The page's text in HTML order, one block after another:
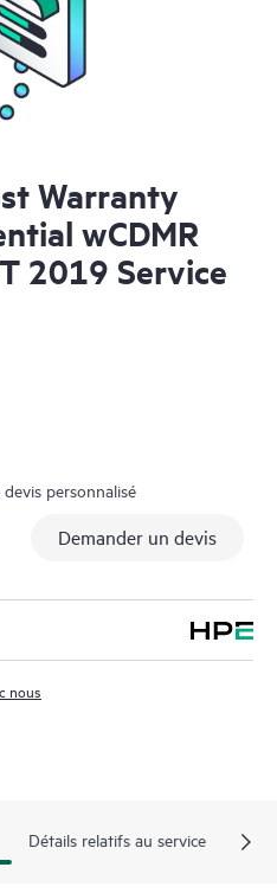
Warranty
wCDMR
2019 Service
personnalisé
Demander un devis
nous
Détails relatifs au service